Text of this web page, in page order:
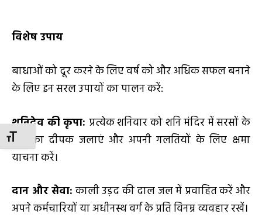
TOGGLE FONT SIZE
विशेष उपाय
बाधाओं को दूर करने के लिए वर्ष को और अधिक सफल बनाने
के लिए इन सरल उपायों का पालन करें:
शनिदेव की कृपा: प्रत्येक शनिवार को शनि मंदिर में सरसों के
तेल का दीपक जलाएं और अपनी गलतियों के लिए क्षमा
याचना करें।
दान और सेवा: काली उड़द की दाल जल में प्रवाहित करें और
अपने कर्मचारियों या अधीनस्थ वर्ग के प्रति विनम्र व्यवहार रखें।